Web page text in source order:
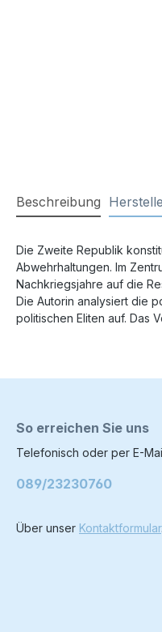
Beschreibung
Die Zweite Republik
Abwehrhaltungen. Im
Nachkriegsjahre auf die
Die Autorin analysiert die
politischen Eliten auf. Das
So erreichen Sie uns
Telefonisch oder per E-
089/23230760
Über unser Kontaktformular.